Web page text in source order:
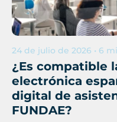
24 de julio de 2026 • 6
¿Es compatible
electrónica
digital de
FUNDAE?